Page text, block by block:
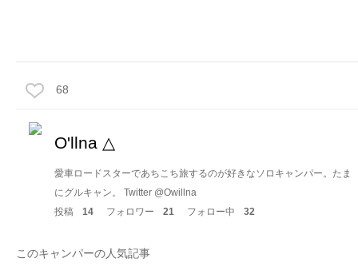
68
O'llna △
愛車ロードスターであちこち旅するのが好きなソロキャンパー。たま
にグルキャン。 Twitter @Owillna
投稿
14 フォロワー 21 フォロー中 32
このキャンパーの人気記事